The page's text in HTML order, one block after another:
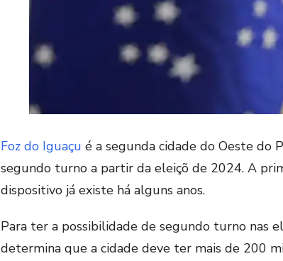
Foz do Iguaçu é a segunda cidade do Oeste do
segundo turno a partir da eleiçõ de 2024. A
dispositivo já existe há alguns anos.
Para ter a possibilidade de segundo turno nas
determina que a cidade deve ter mais de 200